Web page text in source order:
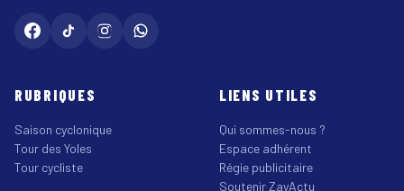
RUBRIQUES
Saison cyclonique
Tour des Yoles
Tour cycliste
LIENS UTILES
Qui sommes-nous ?
Espace adhérent
Régie publicitaire
Soutenir ZayActu